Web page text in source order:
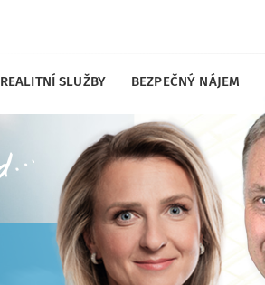
REALITNÍ SLUŽBY BEZPEČNÝ NÁJEM